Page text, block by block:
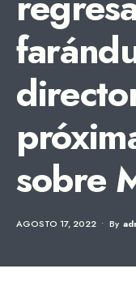
sobre
AGOSTO 17, 2022 • By